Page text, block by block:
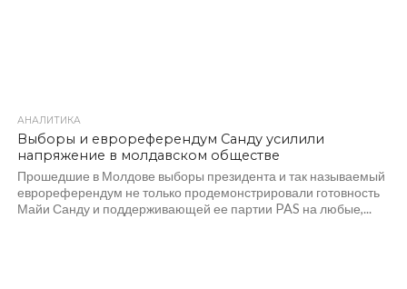
АНАЛИТИКА
Выборы и еврореферендум Санду усилили
напряжение в молдавском обществе
Прошедшие в Молдове выборы президента и так называемый
еврореферендум не только продемонстрировали готовность
Майи Санду и поддерживающей ее партии PAS на любые,...